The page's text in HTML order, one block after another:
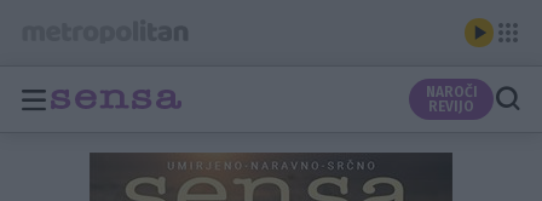
NAROČI
REVIJO